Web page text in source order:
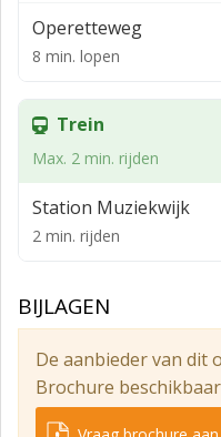
• Eigen toilet
Alles is aanwezig om
OPLEVERINGSNIVEAU
- Airconditioning/
- Intercomdeurbel met
PARKEREN
- Achter het
waar een plek
23 plaatsen en 3
Operetteweg
8 min. lopen
Trein
Max. 2 min. rijden
Station Muziekwijk
2 min. rijden
BIJLAGEN
De aanbieder van dit
Brochure